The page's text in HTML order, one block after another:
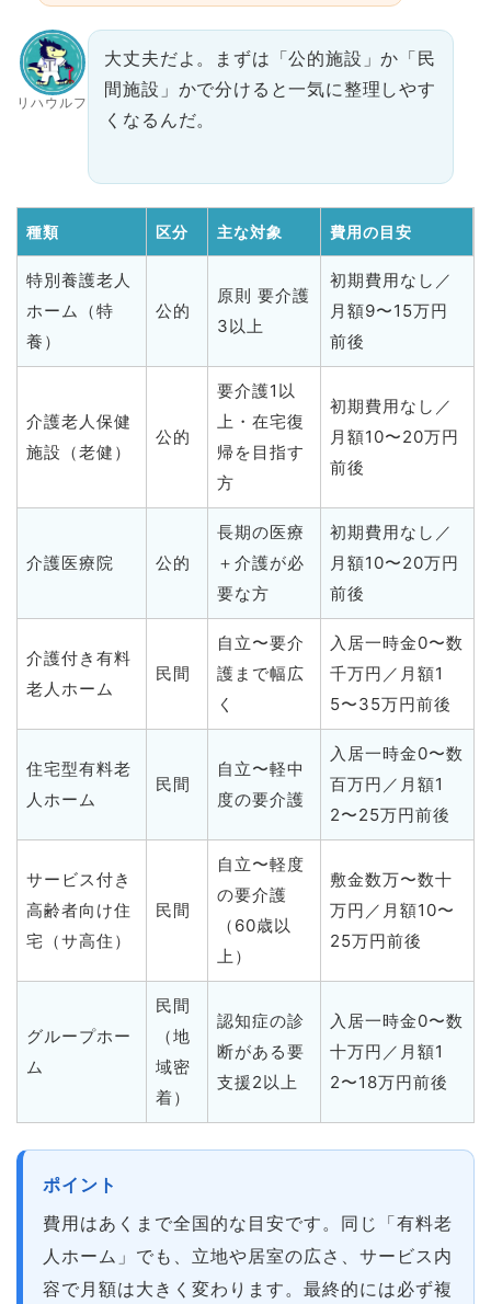
リハウルフ
大丈夫だよ。まずは「公的施設」か「民
間施設」かで分けると一気に整理しやす
くなるんだ。
種類 区分 主な対象 費用の目安
特別養護老人
ホーム（特
養）
公的
原則 要介護
3以上
初期費用なし／
月額9〜15万円
前後
介護老人保健
施設（老健）
公的
要介護1以
上・在宅復
帰を目指す
方
初期費用なし／
月額10〜20万円
前後
介護医療院 公的
長期の医療
＋介護が必
要な方
初期費用なし／
月額10〜20万円
前後
介護付き有料
老人ホーム
民間
自立〜要介
護まで幅広
く
入居一時金0〜数
千万円／月額1
5〜35万円前後
住宅型有料老
人ホーム
民間
自立〜軽中
度の要介護
入居一時金0〜数
百万円／月額1
2〜25万円前後
サービス付き
高齢者向け住
宅（サ高住）
民間
自立〜軽度
の要介護
（60歳以
上）
敷金数万〜数十
万円／月額10〜
25万円前後
グループホー
ム
民間
（地
域密
着）
認知症の診
断がある要
支援2以上
入居一時金0〜数
十万円／月額1
2〜18万円前後
ポイント
費用はあくまで全国的な目安です。同じ「有料老
人ホーム」でも、立地や居室の広さ、サービス内
容で月額は大きく変わります。最終的には必ず複